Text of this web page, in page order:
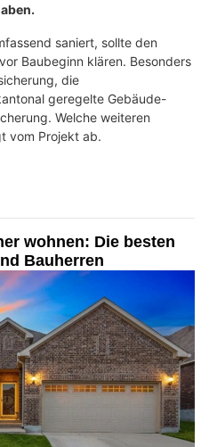
saniert, sollte den
Baubeginn klären. Besonders
die
geregelte Gebäude-
Welche weiteren
vom Projekt ab.
wohnen: Die besten
Bauherren